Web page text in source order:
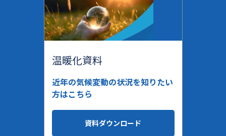
温暖化資料
近年の気候変動の状況を知りたい
方はこちら
資料ダウンロード